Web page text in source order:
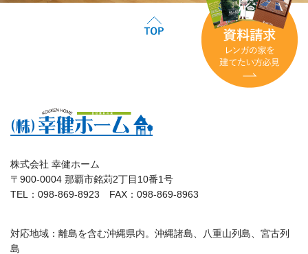
株式会社 幸健ホーム
〒900-0004 那覇市銘苅2丁目10番1号
TEL：098-869-8923 FAX：098-869-8963
対応地域：離島を含む沖縄県内。沖縄諸島、八重山列島、宮古列
島